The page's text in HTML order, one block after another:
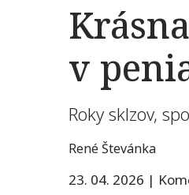
v
Roky sklzov,
René Števánka
23. 04. 2026 |